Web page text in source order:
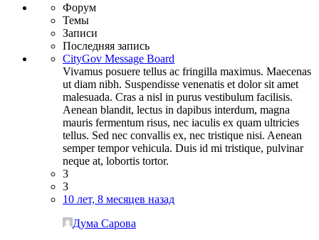
Форум
Темы
Записи
Последняя запись
CityGov Message Board
Vivamus posuere tellus ac fringilla maximus. Maecenas
ut diam nibh. Suspendisse venenatis et dolor sit amet
malesuada. Cras a nisl in purus vestibulum facilisis.
Aenean blandit, lectus in dapibus interdum, magna
mauris fermentum risus, nec iaculis ex quam ultricies
tellus. Sed nec convallis ex, nec tristique nisi. Aenean
semper tempor vehicula. Duis id mi tristique, pulvinar
neque at, lobortis tortor.
3
3
10 лет, 8 месяцев назад
Дума Сарова